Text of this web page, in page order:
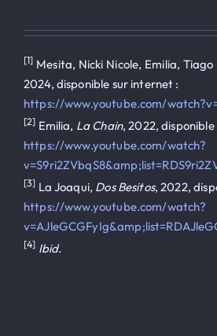
[1] Mesita, Nicki Nicole, Emilia, Tiago
2024, disponible sur internet :
https://www.youtube.com/
[2] Emilia, La Chain, 2022,
https://www.youtube.com/watch?
[3] La Joaqui, Dos Besitos, 2022,
https://www.youtube.com/watch?
[4] Ibid.